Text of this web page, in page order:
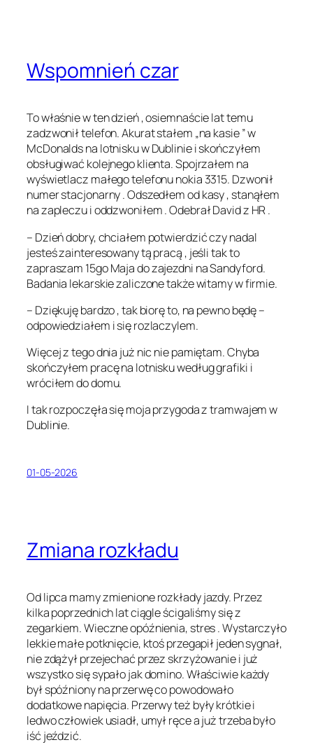
Wspomnień czar
To właśnie w ten dzień , osiemnaście lat temu
zadzwonił telefon. Akurat stałem „na kasie ” w
McDonalds na lotnisku w Dublinie i skończyłem
obsługiwać kolejnego klienta. Spojrzałem na
wyświetlacz małego telefonu nokia 3315. Dzwonił
numer stacjonarny . Odszedłem od kasy , stanąłem
na zapleczu i oddzwoniłem . Odebrał David z HR .
– Dzień dobry, chciałem potwierdzić czy nadal
jesteś zainteresowany tą pracą , jeśli tak to
zapraszam 15go Maja do zajezdni na Sandyford.
Badania lekarskie zaliczone także witamy w firmie.
– Dziękuję bardzo , tak biorę to, na pewno będę –
odpowiedziałem i się rozlaczylem.
Więcej z tego dnia już nic nie pamiętam. Chyba
skończyłem pracę na lotnisku według grafiki i
wróciłem do domu.
I tak rozpoczęła się moja przygoda z tramwajem w
Dublinie.
01-05-2026
Zmiana rozkładu
Od lipca mamy zmienione rozkłady jazdy. Przez
kilka poprzednich lat ciągle ścigaliśmy się z
zegarkiem. Wieczne opóźnienia, stres . Wystarczyło
lekkie małe potknięcie, ktoś przegapił jeden sygnał,
nie zdążył przejechać przez skrzyżowanie i już
wszystko się sypało jak domino. Właściwie każdy
był spóźniony na przerwę co powodowało
dodatkowe napięcia. Przerwy też były krótkie i
ledwo człowiek usiadł, umył ręce a już trzeba było
iść jeździć.